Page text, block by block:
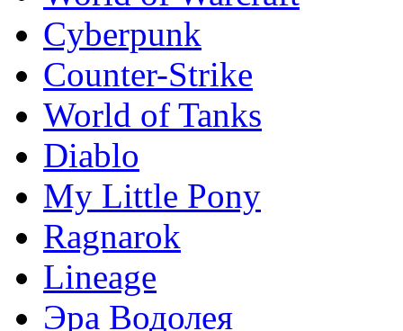
Сyberpunk
Counter-Strike
World of Tanks
Diablo
My Little Pony
Ragnarok
Lineage
Эра Водолея